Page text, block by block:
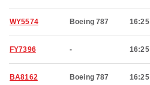
WY5574 Boeing 787 16:25
FY7396 - 16:25
BA8162 Boeing 787 16:25